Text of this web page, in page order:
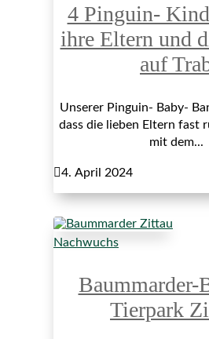
4 Pinguin-
ihre Eltern und
auf
Unserer Pinguin- Baby-
dass die lieben Eltern fast
mit dem...
4. April 2024
Nachwuchs
Baummarder-
Tierpark